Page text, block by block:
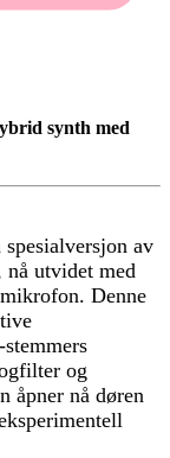
synth med
av
utvidet med
Denne
og
åpner nå døren